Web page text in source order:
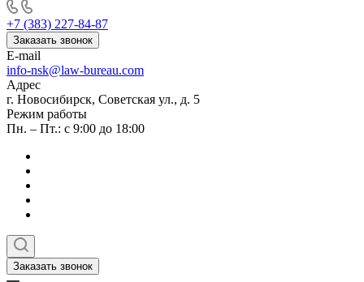
+7 (383) 227-84-87
Заказать звонок
E-mail
info-nsk@law-bureau.com
Адрес
г. Новосибирск, Советская ул., д. 5
Режим работы
Пн. – Пт.: с 9:00 до 18:00
Заказать звонок